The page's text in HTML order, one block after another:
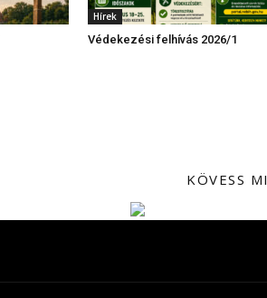
Hírek
Védekezési felhívás 2026/1
KÖVESS